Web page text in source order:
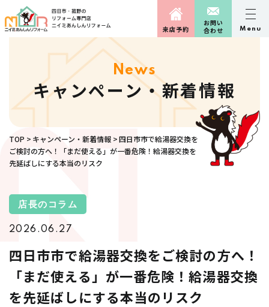
来店予約
お問い
合わせ
Menu
News
キャンペーン・新着情報
TOP キャンペーン・新着情報
四日市市で給湯器交換を
ご検討の方へ！「まだ使える」が一番危険！給湯器交換を
先延ばしにする本当のリスク
店長のコラム
2026.06.27
四日市市で給湯器交換をご検討の方へ！
「まだ使える」が一番危険！給湯器交換
を先延ばしにする本当のリスク